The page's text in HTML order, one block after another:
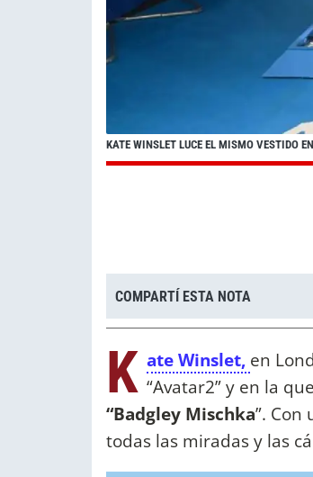
KATE WINSLET LUCE EL MISMO VESTIDO
COMPARTÍ ESTA NOTA
K ate Winslet, en
“Avatar2” y en la
“Badgley Mischka”.
todas las miradas y las